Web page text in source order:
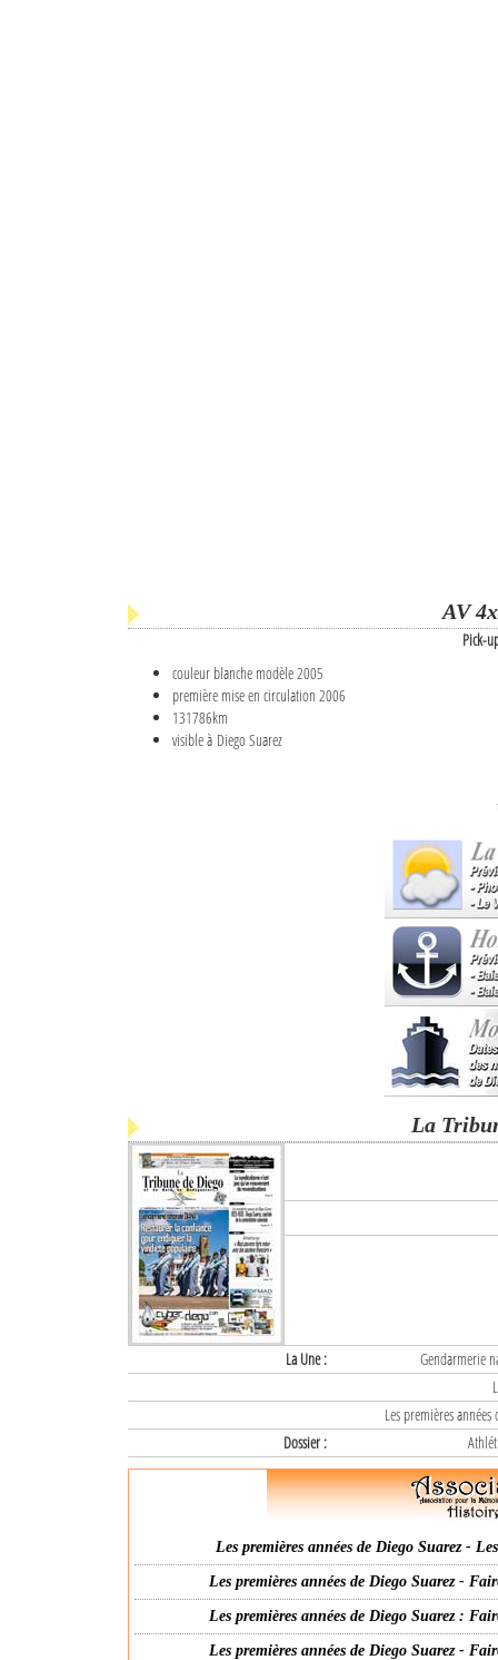
AV
Pick-
couleur blanche modèle 2005
première mise en circulation 2006
131786km
visible à Diego Suarez
La
La Une :
Gendarmerie
Les premières
Dossier :
Les premières années de Diego Suarez -
Les premières années de Diego Suarez -
Les premières années de Diego Suarez :
Les premières années de Diego Suarez -